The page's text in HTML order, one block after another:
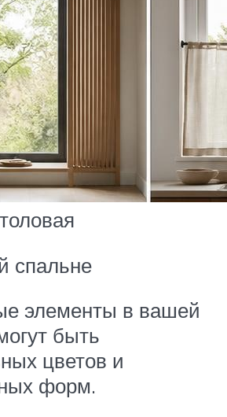
спальне
элементы в вашей
быть
цветов и
форм.